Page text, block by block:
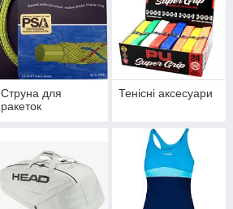
Струна для
ракеток
Тенісні аксесуари